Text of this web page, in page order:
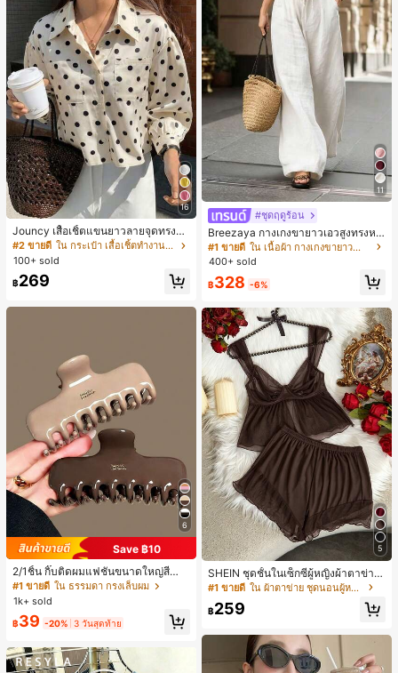
16
Jouncy เสื้อเชิ้ตแขนยาวลายจุดทรงหล
วมสำหรับผู้หญิง
#2 ขายดี
ใน กระเป๋า เสื้อเชิ้ตทำงานมีกระเป๋า
100+ sold
฿269
6
Save ฿10
2/1ชิ้น กิ๊บติดผมแฟชั่นขนาดใหญ่สีน้ำ
ตาลชานมสำหรับผู้หญิง เหมาะสำหรับก
ารอาบน้ำ ล้างหน้า และจัดแต่งทรงผม
#1 ขายดี ใน ธรรมดา กรงเล็บผม
1k+ sold
฿39 -20% 3 วันสุดท้าย
11
#ชุดฤดูร้อน
Breezaya กางเกงขายาวเอวสูงทรงหล
วมขาบานสำหรับผู้หญิง สีขาวเรียบหรูส
ไตล์ชิค เหมาะสำหรับใส่เที่ยวทะเล วันห
ยโอกาสในชีวิตประจำวัน
#1 ขายดี
ใน เนื้อผ้า กางเกงขายาวลำลองผ้า
400+ sold
฿328 -6%
5
SHEIN ชุดชั้นในเซ็กซี่ผู้หญิงผ้าตาข่าย
มีโครงคัพบาง
#1 ขายดี ใน ผ้าตาข่าย ชุดนอนผู้หญิง
฿259